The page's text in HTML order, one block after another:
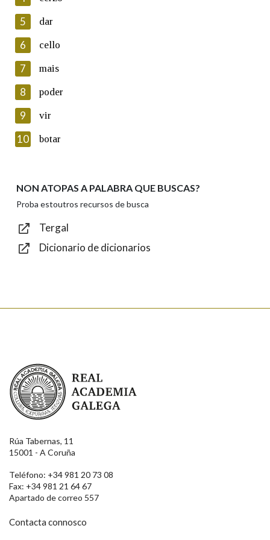
Lin e acepto as condicións da política de
Introduce o código que aparece na imaxe:
Texto de verificación
Enviar
5 dar
6 cello
7 mais
8 poder
9 vir
10 botar
NON ATOPAS A PALABRA QUE BUSCAS?
Proba estoutros recursos de busca
Tergal
Dicionario de dicionarios
Real Academia Galega
Rúa Tabernas, 11
15001 - A Coruña
Teléfono: +34 981 20 73 08
Fax: +34 981 21 64 67
Apartado de correo 557
Contacta connosco